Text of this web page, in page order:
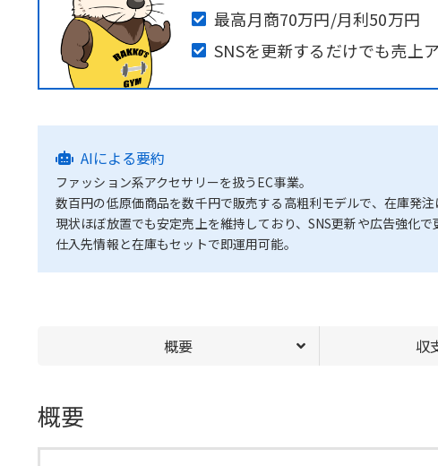
最高月商70万円/月利50万円
SNSを更新するだけでも売上
AIによる要約
ファッション系アクセサリーを扱うEC事業。
数百円の低原価商品を数千円で販売する高粗利モデルで、在庫発
現状ほぼ放置でも安定売上を維持しており、SNS更新や広告強化で
仕入先情報と在庫もセットで即運用可能。
概要 収
概要